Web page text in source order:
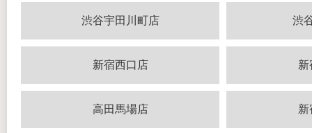
渋谷宇田川町店 渋
新宿西口店 新
高田馬場店 新